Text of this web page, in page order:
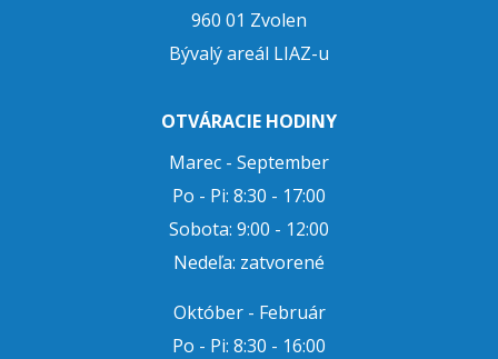
960 01 Zvolen
Bývalý areál LIAZ-u
OTVÁRACIE HODINY
Marec - September
Po - Pi: 8:30 - 17:00
Sobota: 9:00 - 12:00
Nedeľa: zatvorené
Október - Február
Po - Pi: 8:30 - 16:00